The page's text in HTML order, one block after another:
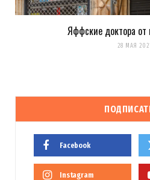
Яффские доктора от
28 МАЯ 2021
Facebook
Instagram